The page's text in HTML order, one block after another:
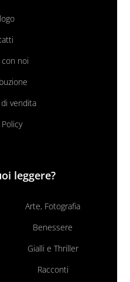
con noi
vendita
Policy
leggere?
Arte, Fotografia
Benessere
Gialli e Thriller
Racconti